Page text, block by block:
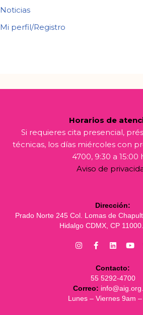
Noticias
Mi perfil/Registro
Horarios de
Si requieres cita presencial,
técnicas, los días miércoles con
4700, 9:30 a 15:00
Aviso de
Dirección:
Prado Norte 245 Col. Lomas de
Hidalgo CDMX, CP
Contacto:
55 5292-4700
Correo:
Lunes – Viernes 9am